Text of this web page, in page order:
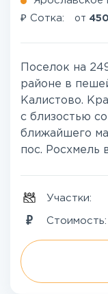
₽ Сотка: от
Поселок на
районе в
Калистово.
с близостью
ближайшего
пос. Росхмель
Участки:
Стоимость: